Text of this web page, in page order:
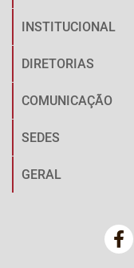
INSTITUCIONAL
DIRETORIAS
COMUNICAÇÃO
SEDES
GERAL